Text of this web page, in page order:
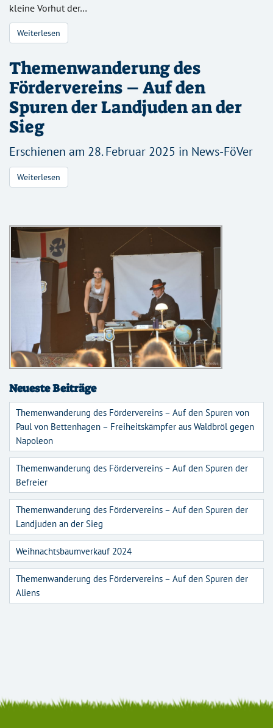
kleine Vorhut der…
Weiterlesen
Themenwanderung des
Fördervereins – Auf den
Spuren der Landjuden an der
Sieg
Erschienen am 28. Februar 2025 in News-FöVer
Weiterlesen
Neueste Beiträge
Themenwanderung des Fördervereins – Auf den Spuren von
Paul von Bettenhagen – Freiheitskämpfer aus Waldbröl gegen
Napoleon
Themenwanderung des Fördervereins – Auf den Spuren der
Befreier
Themenwanderung des Fördervereins – Auf den Spuren der
Landjuden an der Sieg
Weihnachtsbaumverkauf 2024
Themenwanderung des Fördervereins – Auf den Spuren der
Aliens